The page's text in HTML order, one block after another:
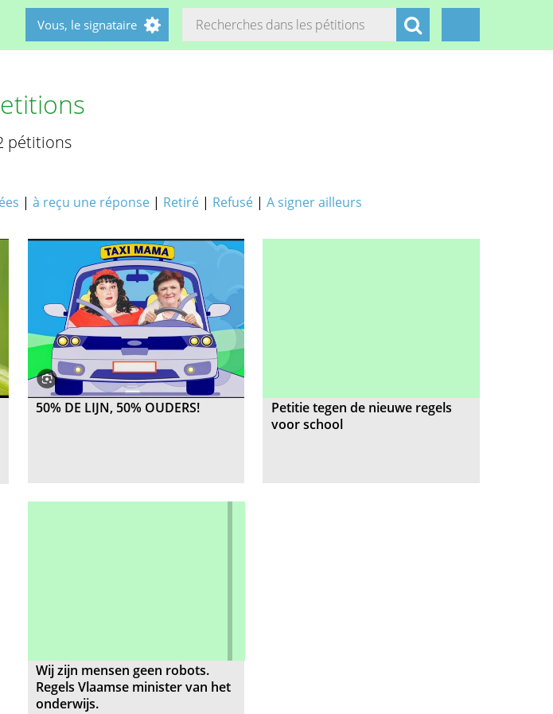
Vous, le signataire
pétitions
| à reçu une réponse | Retiré | Refusé | A signer ailleurs
50% DE LIJN, 50% OUDERS!
Petitie tegen de nieuwe regels
voor school
Wij zijn mensen geen robots.
Regels Vlaamse minister van het
onderwijs.